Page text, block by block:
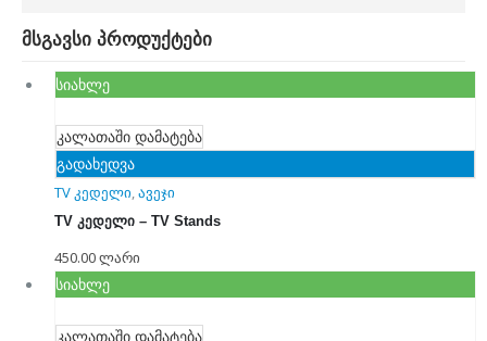
მსგავსი პროდუქტები
სიახლე
კალათაში დამატება
გადახედვა
TV კედელი,ავეჯი
TV კედელი – TV Stands
450.00ლარი
სიახლე